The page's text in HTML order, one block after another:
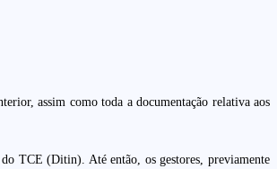
assim como toda a documentação relativa aos
TCE (Ditin). Até então, os gestores, previamente